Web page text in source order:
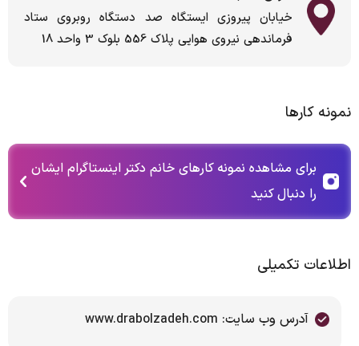
خیابان پیروزی ایستگاه صد دستگاه روبروی ستاد
فرماندهی نیروی هوایی پلاک 556 بلوک 3 واحد 18
نمونه کارها
برای مشاهده نمونه کارهای خانم دکتر اینستاگرام ایشان
را دنبال کنید
اطلاعات تکمیلی
آدرس وب سایت: www.drabolzadeh.com